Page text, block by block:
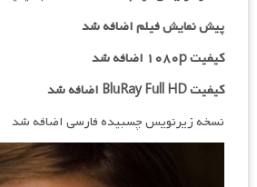
پیش نمایش فیلم اضافه شد
کیفیت ۱۰۸۰p اضافه شد
کیفیت BluRay Full HD اضافه شد
نسخه زیرنویس چسبیده فارسی اضافه شد